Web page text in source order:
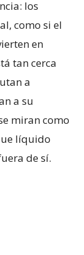
los
como si el
en
tan cerca
a
a su
miran como
líquido
de sí.